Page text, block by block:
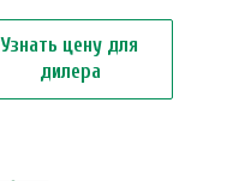
Узнать цену для
дилера